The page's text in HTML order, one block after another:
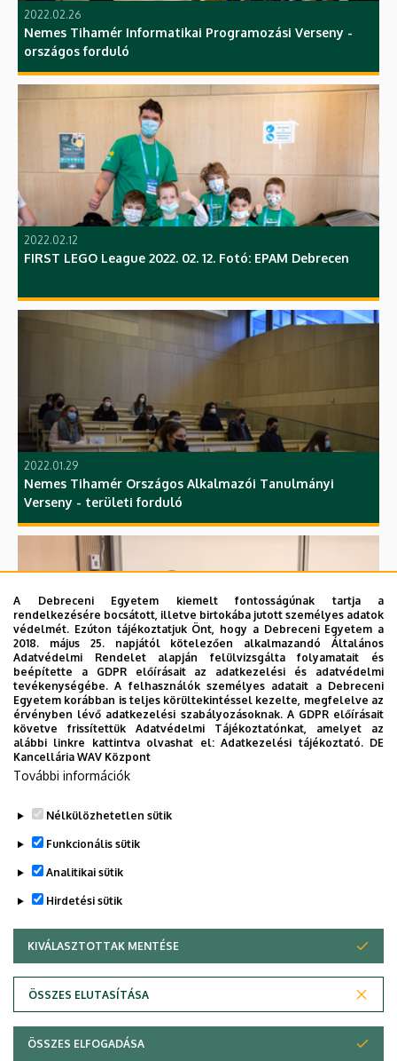
2022.02.26
Nemes Tihamér Informatikai Programozási Verseny -
országos forduló
2022.02.12
FIRST LEGO League 2022. 02. 12. Fotó: EPAM Debrecen
2022.01.29
Nemes Tihamér Országos Alkalmazói Tanulmányi
Verseny - területi forduló
2022.01.08
Nemes Tihamér Nemzetközi Programozási Verseny -
területi forduló
Adatvédelem
A Debreceni Egyetem kiemelt fontosságúnak tartja a
rendelkezésére bocsátott, illetve birtokába jutott személyes adatok
védelmét. Ezúton tájékoztatjuk Önt, hogy a Debreceni Egyetem a
2018. május 25. napjától kötelezően alkalmazandó Általános
Adatvédelmi Rendelet alapján felülvizsgálta folyamatait és
beépítette a GDPR előírásait az adatkezelési és adatvédelmi
tevékenységébe. A felhasználók személyes adatait a Debreceni
Egyetem korábban is teljes körültekintéssel kezelte, megfelelve az
érvényben lévő adatkezelési szabályozásoknak. A GDPR előírásait
követve frissítettük Adatvédelmi Tájékoztatónkat, amelyet az
alábbi linkre kattintva olvashat el:Adatkezelési tájékoztató. DE
Kancellária WAV Központ
További információk
Nélkülözhetetlen sütik
Funkcionális sütik
Analitikai sütik
Hirdetési sütik
KIVÁLASZTOTTAK MENTÉSE
ÖSSZES ELUTASÍTÁSA
WITHDRAW CONSENT
ÖSSZES ELFOGADÁSA